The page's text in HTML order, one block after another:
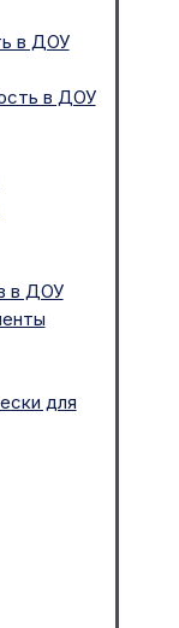
в ДОУ
в ДОУ
в ДОУ
для